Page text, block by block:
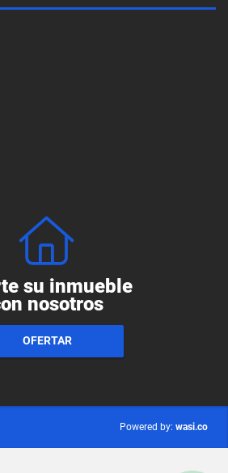
su inmueble
nosotros
OFERTAR
Powered by: wasi.co